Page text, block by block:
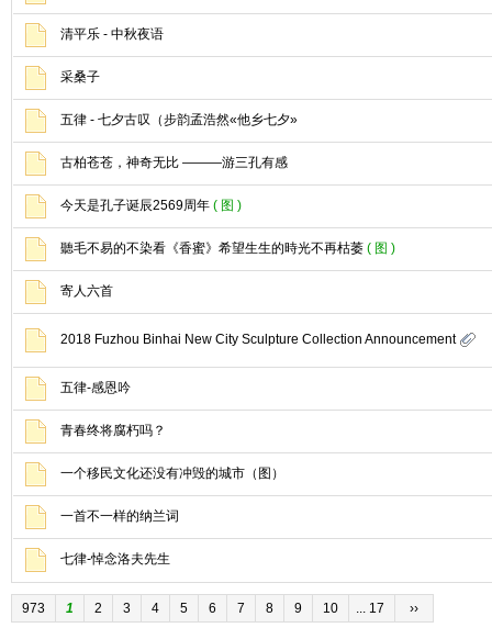
清平乐 - 中秋夜语
采桑子
五律 - 七夕古叹（步韵孟浩然«他乡七夕»
古柏苍苍，神奇无比 ———游三孔有感
今天是孔子诞辰2569周年 ( 图 )
聽毛不易的不染看《香蜜》希望生生的時光不再枯萎 ( 图 )
寄人六首
2018 Fuzhou Binhai New City Sculpture Collection Announcement
五律-感恩吟
青春终将腐朽吗？
一个移民文化还没有冲毁的城市（图）
一首不一样的纳兰词
七律-悼念洛夫先生
973 1 2 3 4 5 6 7 8 9 10 ... 17 ››